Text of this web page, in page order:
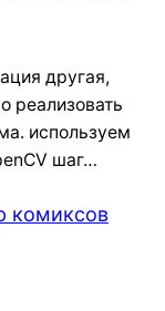
другая,
реализовать
используем
шаг…
комиксов